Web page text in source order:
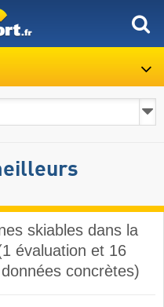
skiables dans la
évaluation et 16
concrètes)